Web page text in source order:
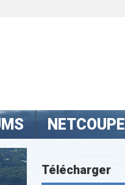
NETCOUPE
Télécharger